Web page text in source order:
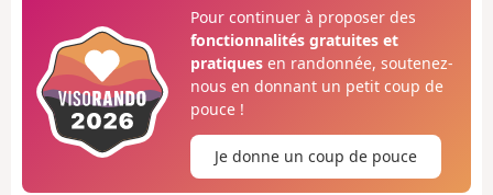
Pour continuer à proposer des
fonctionnalités gratuites et
pratiquesen randonnée, soutenez-
nous en donnant un petit coup de
pouce !
Je donne un coup de pouce